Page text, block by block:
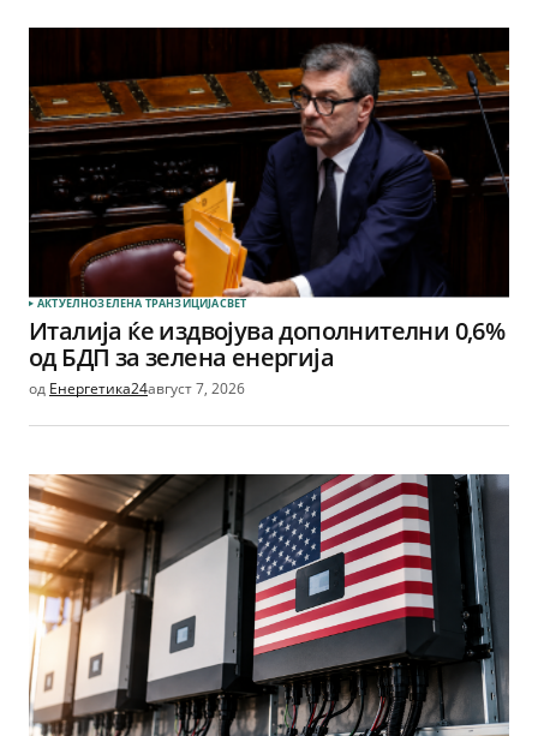
АКТУЕЛНОЗЕЛЕНА ТРАНЗИЦИЈАСВЕТ
Италија ќе издвојува дополнителни 0,6%
од БДП за зелена енергија
од Енергетика24август 7, 2026